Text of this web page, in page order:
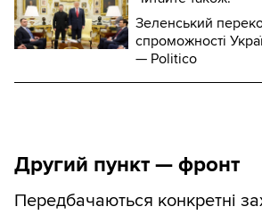
Зеленський
спроможності
— Politico
Другий пункт — фронт
Передбачаються конкретні